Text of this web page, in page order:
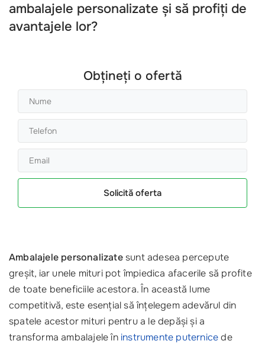
ambalajele personalizate și să profiți de
avantajele lor?
Obțineți o ofertă
Solicită oferta
Ambalajele personalizatesunt adesea percepute
greșit, iar unele mituri pot împiedica afacerile să profite
de toate beneficiile acestora. În această lume
competitivă, este esențial să înțelegem adevărul din
spatele acestor mituri pentru a le depăși și a
transforma ambalajele în instrumente puternicede